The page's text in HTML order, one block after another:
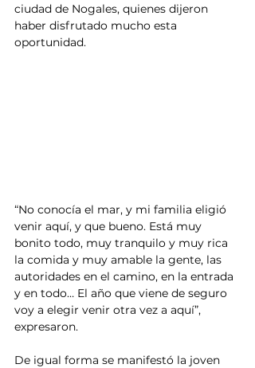
ciudad de Nogales, quienes dijeron
haber disfrutado mucho esta
oportunidad.
“No conocía el mar, y mi familia eligió
venir aquí, y que bueno. Está muy
bonito todo, muy tranquilo y muy rica
la comida y muy amable la gente, las
autoridades en el camino, en la entrada
y en todo… El año que viene de seguro
voy a elegir venir otra vez a aquí”,
expresaron.
De igual forma se manifestó la joven